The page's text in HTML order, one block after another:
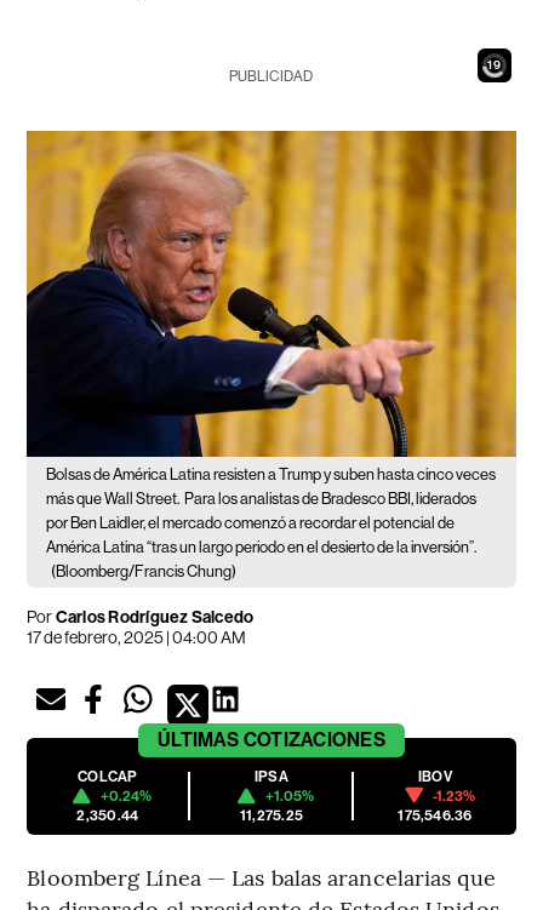
17
PUBLICIDAD
Bolsas de América Latina resisten a Trump y suben hasta cinco veces
más que Wall Street. Para los analistas de Bradesco BBI, liderados
por Ben Laidler, el mercado comenzó a recordar el potencial de
América Latina “tras un largo periodo en el desierto de la inversión”.
(Bloomberg/Francis Chung)
PorCarlos Rodríguez Salcedo
17 de febrero, 2025 | 04:00 AM
ÚLTIMAS COTIZACIONES
COLCAP
+0.24%
2,350.44
IPSA
+1.05%
11,275.25
IBOV
-1.23%
175,546.36
Bloomberg Línea — Las balas arancelarias que